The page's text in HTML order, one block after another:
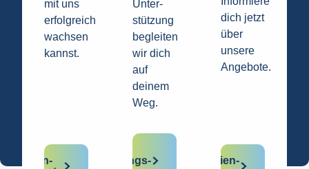
mit uns
erfolgreich
wachsen
kannst.
Stellen­
Unter­
stützung
begleiten
wir dich
auf
deinem
Weg.
bildungs­
dich jetzt
über
unsere
Angebote.
Studien­